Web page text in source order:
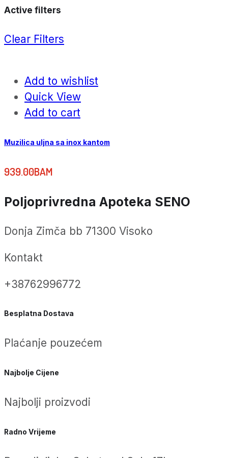
Active filters
Clear Filters
Add to wishlist
Quick View
Add to cart
Muzilica uljna sa inox kantom
939.00BAM
Poljoprivredna Apoteka SENO
Donja Zimča bb 71300 Visoko
Kontakt
+38762996772
Besplatna Dostava
Plaćanje pouzećem
Najbolje Cijene
Najbolji proizvodi
Radno Vrijeme